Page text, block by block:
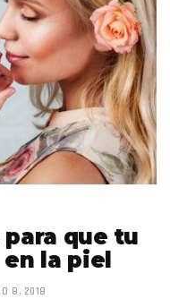
que tu
la piel
8, 2018